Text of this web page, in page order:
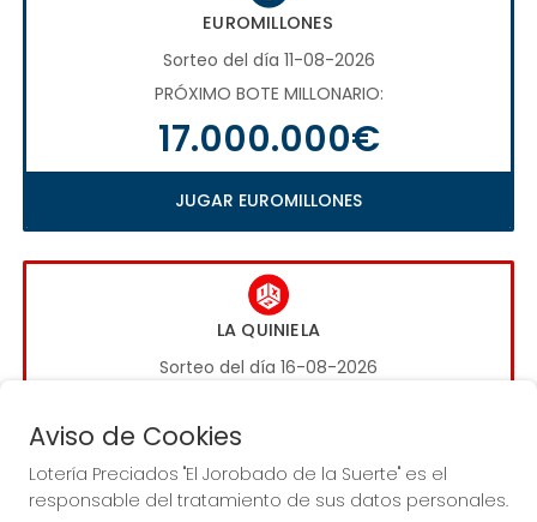
EUROMILLONES
Sorteo del día 11-08-2026
PRÓXIMO BOTE MILLONARIO:
17.000.000€
JUGAR EUROMILLONES
LA QUINIELA
Sorteo del día 16-08-2026
1.000.000€
JUGAR LA QUINIELA
Aviso de Cookies
Lotería Preciados "El Jorobado de la Suerte" es el
responsable del tratamiento de sus datos personales.